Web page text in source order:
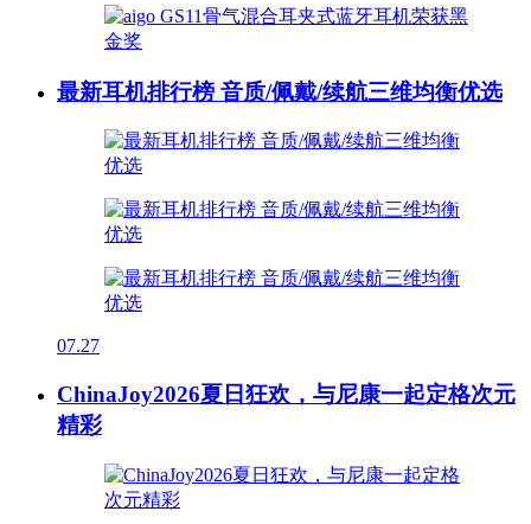
最新耳机排行榜 音质/佩戴/续航三维均衡优选
07.27
ChinaJoy2026夏日狂欢，与尼康一起定格次元
精彩